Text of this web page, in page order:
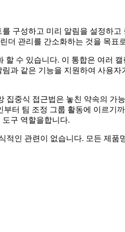
구성하고 미리 알림을 설정하
더 관리를 간소화하는 것을 목표
수 있습니다. 이 통합은 여러
과 같은 기능을 지원하여 사용
중식 접근법은 놓친 약속의 가
터 팀 조정 그룹 활동에 이르기
구 역할을합니다.
적인 관련이 없습니다. 모든 제